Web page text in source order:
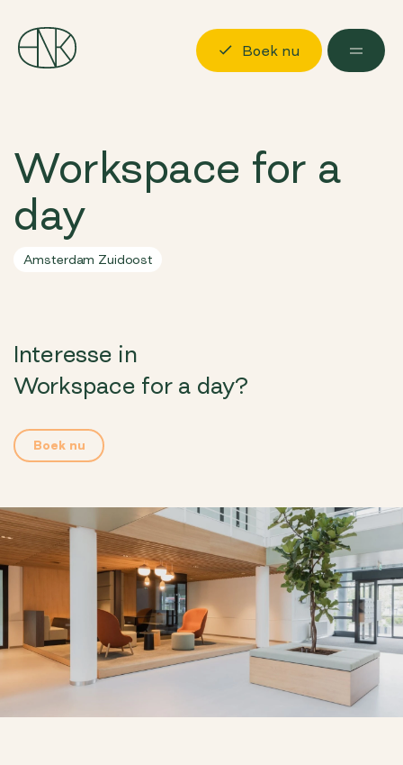
Ontdekken
Locaties
Over ons
Boek nu
Workspace for a
day
Amsterdam Zuidoost
Interesse in
Workspace for a day?
Boek nu